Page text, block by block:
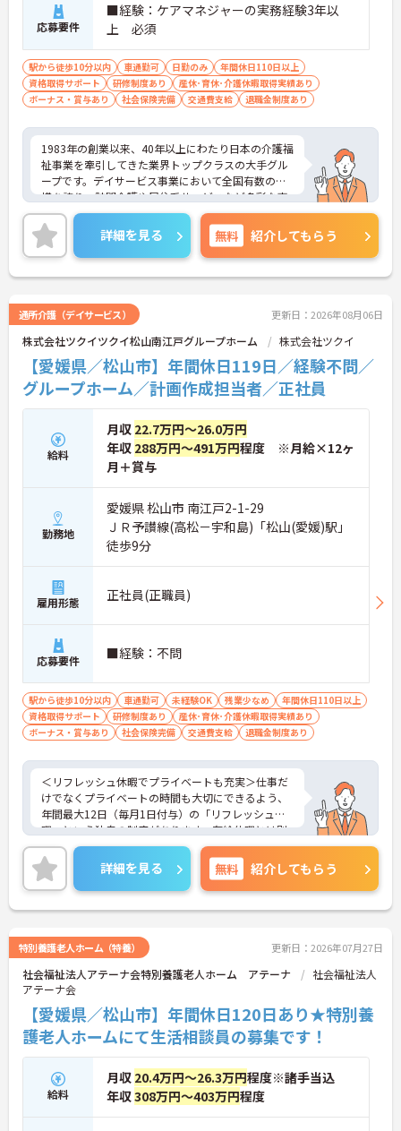
【主任ケアマネ複数名在籍！手厚いフォロー体制で
業務に不安がある方も安心です】
・困難事例があった際も主任ケアマネジャーと情報
共有やケース検討ができ必要に応じて同行訪問など
のサポートを受けられます
・一人ひとりの仕事量や状況に合わせて管理者が新
規の受け入れを調整するため業務過多にならず無理
なく働けます
・公的資格取得・自己啓発支援制度が整っており働
きながら主任ケアマネジャーとしてのさらなるスキ
ルアップを目指せます
充実した待遇や福利厚生が魅力です】
・実績最大185万円の賞与やプラン数手当、特定事
業所加算手当など日々の頑張りがしっかりと給与に
助などが受けられる独自の福利厚生制度ツクイPLUS
を完備しています
・社内規定の範囲内で髪色や髪型をはじめネイルや
自分らしく働けます
応募要件
■経験：ケアマネジャーの実務経験3年以
上 必須
駅から徒歩10分以内 車通勤可 日勤のみ
年間休日110日以上
資格取得サポート
研修制度あり
産休･育休･介護休暇取得実績あり
ボーナス・賞与あり
社会保険完備 交通費支給 退職金制度あり
1983年の創業以来、40年以上にわたり日本の介護福
祉事業を牽引してきた業界トップクラスの大手グル
ープです。デイサービス事業において全国有数の規
模を誇り、訪問介護や居住系サービスなど多彩な事
業を展開することで、地域のあらゆるニーズにワン
ストップで応える体制を確立しています。ダイバー
シティ経営を積極的に推進し、多様な人材が能力を
発揮できる職場環境の構築に注力している点も大き
な特色です。また、大規模災害を見据えたBCP（事
ンの運用など、お客様と従業員の双方を守るリスク
マネジメントも徹底されています。今後は、ご家族
がオンラインで情報を確認できるシステムや、AIを
活用した相談サービスの導入など、IT技術を積極的
に取り入れ、在宅生活の質の向上と従業員の業務効
率化を両立する次世代型の介護サービスを追求して
いく方針です。安定した事業基盤と革新への意欲を
併せ持つ、長期的なキャリア形成に最適な法人で
す。
★おすすめPOINT★
【土日休み×残業月平均3時間！ワークライフバラ
ンスを大切にできる環境です】
・基本土日休みで年間休日119日が確保されており
日勤のみのお仕事のため生活リズムを整えやすいで
・毎月付与されるリフレッシュ休暇を活用し連休の
取得も可能でプライベートの時間もしっかりと確保
できます
充実しています
【主任ケアマネ複数名在籍！手厚いフォロー体制で
業務に不安がある方も安心です】
・困難事例があった際も主任ケアマネジャーと情報
共有やケース検討ができ必要に応じて同行訪問など
のサポートを受けられます
・一人ひとりの仕事量や状況に合わせて管理者が新
規の受け入れを調整するため業務過多にならず無理
なく働けます
・公的資格取得・自己啓発支援制度が整っており働
きながらケアマネジャーとしてのさらなるスキルア
【賞与過去実績最大185万円◎大手法人ならではの
充実した待遇や福利厚生が魅力です】
還元されます
・勤続3年以上で対象となる退職金制度や宿泊費補
助などが受けられる独自の福利厚生制度ツクイPLUS
を完備しています
まつげエクステが自由であり個性を大切にしながら
自分らしく働けます
詳細を見る 無料 紹介してもらう
通所介護（デイサービス） 更新日：2026年08月06日
株式会社ツクイツクイ松山南江戸グループホーム 株式会社ツクイ
【愛媛県／松山市】年間休日119日／経験不問／
グループホーム／計画作成担当者／正社員
給料
月収 22.7万円～26.0万円
年収 288万円～491万円程度 ※月給×12ヶ
月＋賞与
勤務地
愛媛県 松山市 南江戸2-1-29
ＪＲ予讃線(高松－宇和島)「松山(愛媛)駅」
徒歩9分
雇用形態 正社員(正職員)
応募要件 ■経験：不問
駅から徒歩10分以内 車通勤可 未経験OK 残業少なめ
年間休日110日以上
資格取得サポート
研修制度あり
産休･育休･介護休暇取得実績あり
ボーナス・賞与あり
社会保険完備 交通費支給 退職金制度あり
＜リフレッシュ休暇でプライベートも充実＞仕事だ
けでなくプライベートの時間も大切にできるよう、
年間最大12日（毎月1日付与）の「リフレッシュ休
暇」という独自の制度があります。有給休暇とは別
に付与されるため、これらを組み合わせて連休を取
得し、旅行や趣味を楽しむスタッフも多くいます。
＜多彩なキャリアパス！あなたの挑戦を応援します
＞全国に事業を展開する大手企業の同社だからこ
そ、描けるキャリアは無限大です。管理職を目指す
目標に合わせた成長を会社がバックアップします。
資格取得支援制度や研修制度も充実しており、働き
ながらスキルアップが可能。また、希望があれば異
なるサービス種別へのキャリアチェンジにも挑戦で
きます。
詳細を見る 無料 紹介してもらう
特別養護老人ホーム（特養） 更新日：2026年07月27日
社会福祉法人アテーナ会特別養護老人ホーム アテーナ
社会福祉法人
アテーナ会
【愛媛県／松山市】年間休日120日あり★特別養
護老人ホームにて生活相談員の募集です！
給料
月収 20.4万円～26.3万円程度※諸手当込
年収308万円～403万円程度